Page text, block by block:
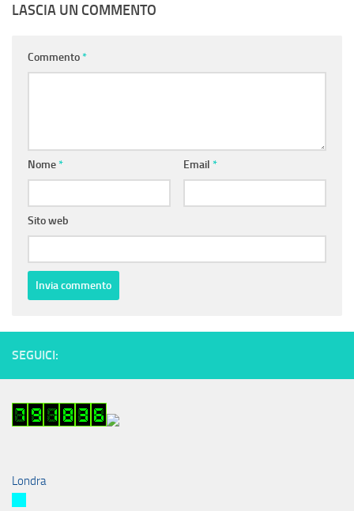
LASCIA UN COMMENTO
Commento*
Nome* Email *
Sito web
SEGUICI:
Londra